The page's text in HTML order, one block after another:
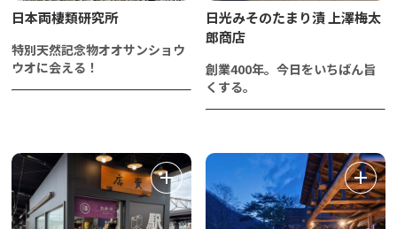
日本両棲類研究所
特別天然記念物オオサンショウ
ウオに会える！
日光みそのたまり漬 上澤梅太
郎商店
創業400年。今日をいちばん旨
くする。